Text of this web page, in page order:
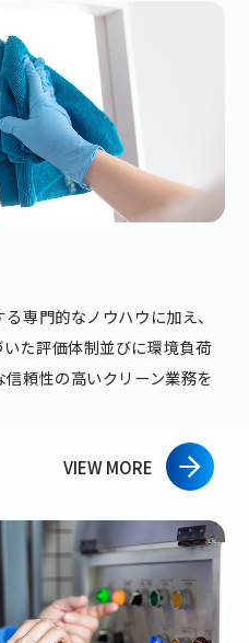
VIEW MORE
専門的なノウハウに加え、
た評価体制並びに環境負荷
頼性の高いクリーン業務を